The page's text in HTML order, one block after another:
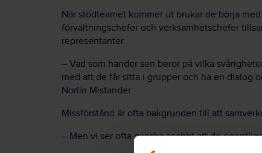
När stödteamet kommer ut brukar de börja
förvaltningschefer och verksamhetschefer
representanter.
– Vad som händer sen beror på vilka
med att de får sitta i grupper och ha en dialog
Norlin Mistander.
Missförstånd är ofta bakgrunden till att
– Men vi ser ofta ganska snabbt att de